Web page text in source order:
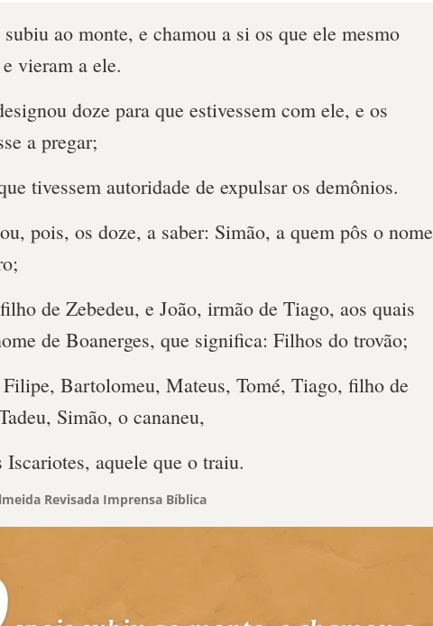
ao monte, e chamou a si os que ele mesmo
vieram a ele.
doze para que estivessem com ele, e os
a pregar;
tivessem autoridade de expulsar os demônios.
pois, os doze, a saber: Simão, a quem pôs o nome
de Zebedeu, e João, irmão de Tiago, aos quais
de Boanerges, que significa: Filhos do trovão;
Bartolomeu, Mateus, Tomé, Tiago, filho de
Simão, o cananeu,
Iscariotes, aquele que o traiu.
Revisada Imprensa Bíblica